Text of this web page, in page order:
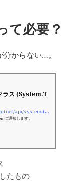
必要？
からない…。
ス (System.T
https://learn.microsoft.com/ja-jp/dotnet/api/system.threading.cancellationtokensource?view=net-7.0
に通知します。
たもの